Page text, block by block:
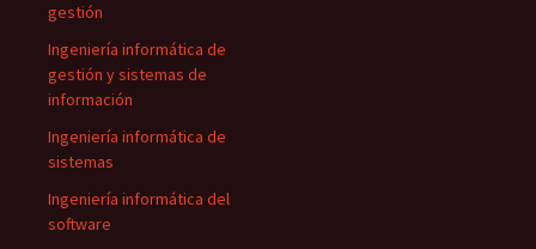
gestión
Ingeniería informática de
gestión y sistemas de
información
Ingeniería informática de
sistemas
Ingeniería informática del
software